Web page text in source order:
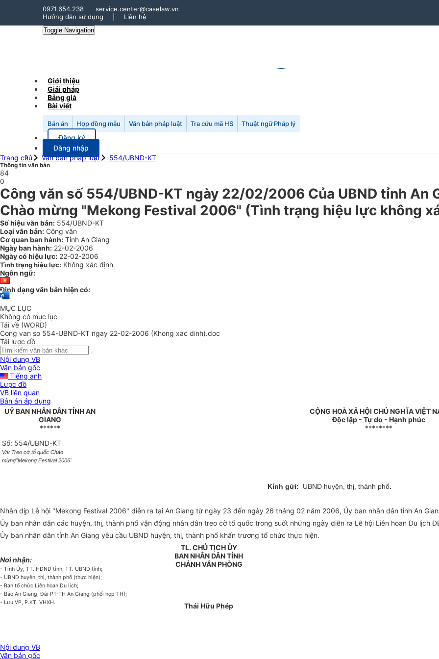
0971.654.238
service.center@caselaw.vn
Hướng dẫn sử dụng
Liên hệ
Toggle Navigation
Giới thiệu
Giải pháp
Bảng giá
Bài viết
Bản án Hợp đồng mẫu Văn bản pháp luật Tra cứu mã HS Thuật ngữ Pháp lý
Đăng ký
Đăng nhập
Trang chủ
Văn bản pháp luật 554/UBND-KT
Thông tin văn bản
84
0
Công văn số 554/UBND-KT ngày 22/02/2006 Của UBND tỉnh An
Chào mừng "Mekong Festival 2006" (Tình trạng hiệu lực không
Số hiệu văn bản: 554/UBND-KT
Loại văn bản: Công văn
Cơ quan ban hành: Tỉnh An Giang
Ngày ban hành: 22-02-2006
Ngày có hiệu lực: 22-02-2006
Tình trạng hiệu lực: Không xác định
Ngôn ngữ:
Định dạng văn bản hiện có:
MỤC LỤC
Không có mục lục
Tải về (WORD)
Cong van so 554-UBND-KT ngay 22-02-2006 (Khong xac dinh).doc
Tải lược đồ
Nội dung VB
Văn bản gốc
Tiếng anh
Lược đồ
VB liên quan
Bản án áp dụng
UỶ BAN NHÂN DÂN TỈNH AN
GIANG
******
CỘNG HOÀ XÃ HỘI CHỦ NGHĨA VIỆT
Độc lập - Tự do - Hạnh phúc
********
Số: 554/UBND-KT
V/v Treo cờ tổ quốc Chào
mừng"Mekong Festival 2006"
Kính gửi: UBND huyện, thị, thành phố.
Nhân dịp Lễ hội "Mekong Festival 2006" diễn ra tại An Giang từ ngày 23 đến ngày 26 tháng 02 năm 2006, Ủy ban nhân dân tỉnh An
Ủy ban nhân dân các huyện, thị, thành phố vận động nhân dân treo cờ tổ quốc trong suốt những ngày diễn ra Lễ hội Liên hoan Du lịch
Ủy ban nhân dân tỉnh An Giang yêu cầu UBND huyện, thị, thành phố khẩn trương tổ chức thực hiện.
Nơi nhận:
- Tỉnh Ủy, TT. HĐND tỉnh, TT. UBND tỉnh;
- UBND huyện, thị, thành phố (thực hiện);
- Ban tổ chức Liên hoan Du lịch;
- Báo An Giang, Đài PT-TH An Giang (phối hợp TH);
- Lưu VP, P.KT, VHXH.
TL. CHỦ TỊCH ỦY
BAN NHÂN DÂN TỈNH
CHÁNH VĂN PHÒNG
Thái Hữu Phép
Nội dung VB
Văn bản gốc